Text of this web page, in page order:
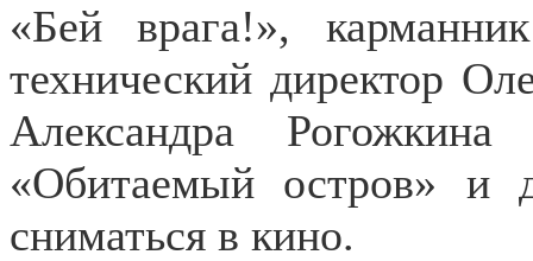
«Бей врага!»,
технический директор
Александра
«Обитаемый остров» и
сниматься в кино.